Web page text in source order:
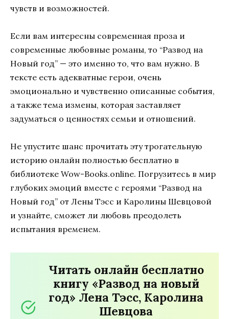
чувств и возможностей.
Если вам интересны современная проза и
современные любовные романы, то “Развод на
Новый год” — это именно то, что вам нужно. В
тексте есть адекватные герои, очень
эмоционально и чувственно описанные события,
а также тема измены, которая заставляет
задуматься о ценностях семьи и отношений.
Не упустите шанс прочитать эту трогательную
историю онлайн полностью бесплатно в
библиотеке Wow-Books.online. Погрузитесь в мир
глубоких эмоций вместе с героями “Развод на
Новый год” от Лены Тэсс и Каролины Шевцовой
и узнайте, сможет ли любовь преодолеть
испытания временем.
Читать онлайн бесплатно
книгу «Развод на новый
год» Лена Тэсс, Каролина
Шевцова